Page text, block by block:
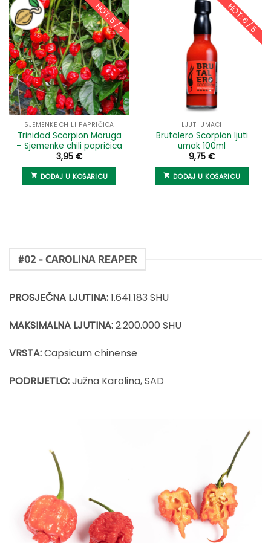
HOT: 5 / 5
SJEMENKE CHILI PAPRIČICA
Trinidad Scorpion Moruga
– Sjemenke chili papričica
3,95 €
DODAJ U KOŠARICU
HOT: 6 / 5
LJUTI UMACI
Brutalero Scorpion ljuti
umak 100ml
9,75 €
DODAJ U KOŠARICU
#02 - CAROLINA REAPER
PROSJEČNA LJUTINA:1.641.183 SHU
MAKSIMALNA LJUTINA:2.200.000 SHU
VRSTA:Capsicum chinense
PODRIJETLO:Južna Karolina, SAD